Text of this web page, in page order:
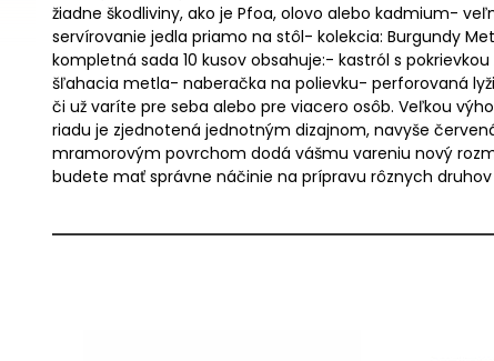
žiadne škodliviny, ako je Pfoa, olovo alebo kadmium-
servírovanie jedla priamo na stôl- kolekcia: Burgundy
kompletná sada 10 kusov obsahuje:- kastról s
šľahacia metla- naberačka na polievku- perforovaná
či už varíte pre seba alebo pre viacero osôb. Veľkou
riadu je zjednotená jednotným dizajnom, navyše
mramorovým povrchom dodá vášmu vareniu nový
budete mať správne náčinie na prípravu rôznych